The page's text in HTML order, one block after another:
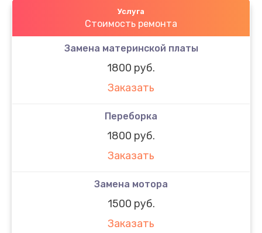
Услуга
Стоимость ремонта
Замена материнской платы
1800 руб.
Заказать
Переборка
1800 руб.
Заказать
Замена мотора
1500 руб.
Заказать